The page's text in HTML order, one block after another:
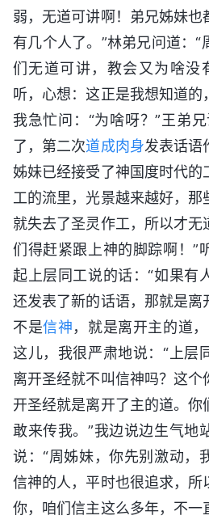
弱，无道可讲啊！弟兄姊妹
有几个人了。”林弟兄问道：
们无道可讲，教会又为啥没
听，心想：这正是我想知道的
我急忙问：“为啥呀？”王弟
了，第二次道成肉身发表话语
姊妹已经接受了神国度时代的
工的流里，光景越来越好，那
就失去了圣灵作工，所以才无
们得赶紧跟上神的脚踪啊！”
起上层同工说的话：“如果有
还发表了新的话语，那就是离
不是信神，就是离开主的道
这儿，我很严肃地说：“上层
离开圣经就不叫信神吗？这个
开圣经就是离开了主的道。你
敢来传我。”我边说边生气地
说：“周姊妹，你先别激动，
信神的人，平时也很追求，所
你，咱们信主这么多年，不一